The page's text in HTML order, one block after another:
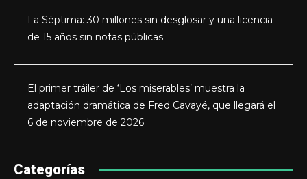
La Séptima: 30 millones sin desglosar y una licencia
de 15 años sin notas públicas
El primer tráiler de ‘Los miserables’ muestra la
adaptación dramática de Fred Cavayé, que llegará el
6 de noviembre de 2026
Categorías